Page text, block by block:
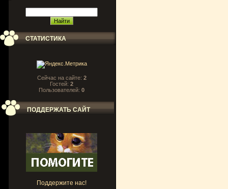
СТАТИСТИКА
Сейчас на сайте: 2
Гостей: 2
Пользователей: 0
ПОДДЕРЖАТЬ САЙТ
Поддержите нас!